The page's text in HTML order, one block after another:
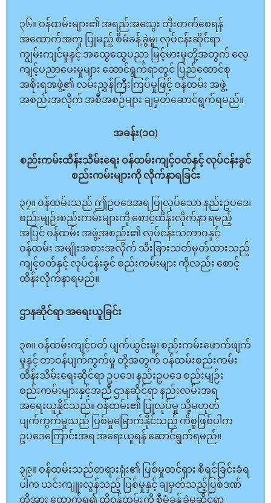
၃၆။ ဝန်ထမ်းများ၏ အရည်အသွေး တိုးတက်စေရန်
အထောက်အကူ ပြုမည့် စီမံခန့်ခွဲမှု၊ လုပ်ငန်းဆိုင်ရာ
ကျွမ်းကျင်မှုနှင့် အထွေထွေပညာ မြင့်မားမှုတို့အတွက် လေ့
ကျင့်ပညာပေးမှုများ ဆောင်ရွက်ရာတွင် ပြည်ထောင်စု
အစိုးရအဖွဲ့၏ လမ်းညွှန်ကြီးကြပ်မှုဖြင့် ဝန်ထမ်း အဖွဲ့
အစည်းအလိုက် အစီအစဉ်များ ချမှတ်ဆောင်ရွက်ရမည်။
အခန်း(၁ဝ)
စည်းကမ်းထိန်းသိမ်းရေး ဝန်ထမ်းကျင့်ဝတ်နှင့် လုပ်ငန်းခွင်
စည်းကမ်းများကို လိုက်နာရခြင်း
၃၇။ ဝန်ထမ်းသည် ဤဥပဒေအရ ပြုလုပ်သော နည်းဥပဒေ၊
စည်းမျဉ်းစည်းကမ်းများကို စောင့်ထိန်းလိုက်နာ ရမည့်
အပြင် ဝန်ထမ်း အဖွဲ့အစည်း၏ လုပ်ငန်းသဘာဝနှင့်
ဝန်ထမ်း အမျိုးအစားအလိုက် သီးခြားသတ်မှတ်ထားသည့်
ကျင့်ဝတ်နှင့် လုပ်ငန်းခွင် စည်းကမ်းများ ကိုလည်း စောင့်
ထိန်းလိုက်နာရမည်။
ဌာနဆိုင်ရာ အရေးယူခြင်း
၃၈။ ဝန်ထမ်းကျင့်ဝတ် ပျက်ယွင်းမှု၊ စည်းကမ်းဖောက်ဖျက်
မှုနှင့် တာဝန်ပျက်ကွက်မှု တို့အတွက် ဝန်ထမ်းစည်းကမ်း
ထိန်းသိမ်းရေးဆိုင်ရာ ဥပဒေ၊ နည်းဥပဒေ စည်းမျဉ်း
စည်းကမ်းများနှင့်အညီ ဌာနဆိုင်ရာ နည်းလမ်းအရ
အရေးယူနိုင်သည်။ ဝန်ထမ်း၏ ပြုလုပ်မှု သို့မဟုတ်
ပျက်ကွက်မှုသည် ပြစ်မှုမြောက်နိုင်သည့် ကိစ္စဖြစ်ပါက
ဥပဒေကြောင်းအရ အရေးယူရန် ဆောင်ရွက်ရမည်။
၃၉။ ဝန်ထမ်းသည်တရားရုံး၏ ပြစ်မှုထင်ရှား စီရင်ခြင်းခံရ
ပါက ယင်းကျူးလွန်သည့် ပြစ်မှုနှင့် ချမှတ်သည့်ပြစ်ဒဏ်
တို့အား ထောက်ရှု၍ ထိုဝန်ထမ်းကို စီမံခန့်ခွဲမှုဆိုင်ရာ